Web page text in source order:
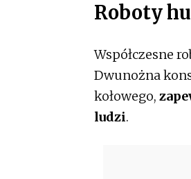
Roboty
Współczesne
Dwunożna
kołowego,
ludzi.